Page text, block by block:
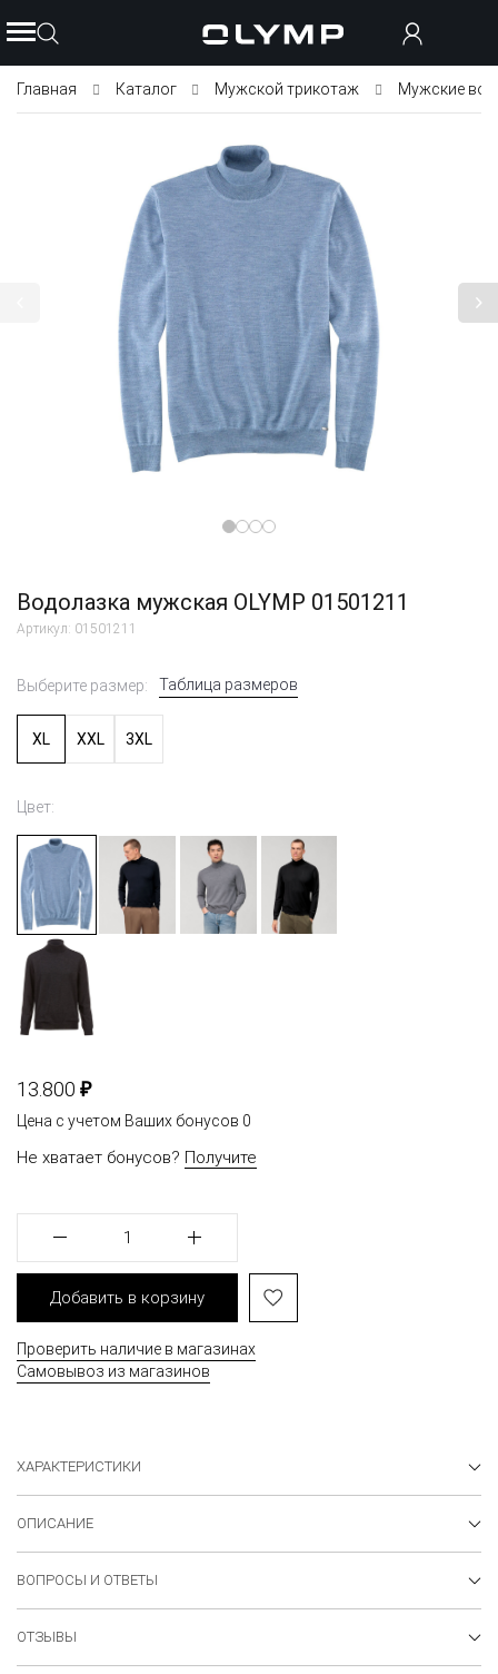
Главная Каталог Мужской трикотаж Мужские
Водолазка мужская OLYMP 01501211
Артикул: 01501211
Выберите размер: Таблица размеров
XL XXL 3XL
Цвет:
13.800 ₽
Цена с учетом Ваших бонусов 0
Не хватает бонусов? Получите
1
Добавить в корзину
Проверить наличие в магазинах
Самовывоз из магазинов
ХАРАКТЕРИСТИКИ
ОПИСАНИЕ
ВОПРОСЫ И ОТВЕТЫ
ОТЗЫВЫ